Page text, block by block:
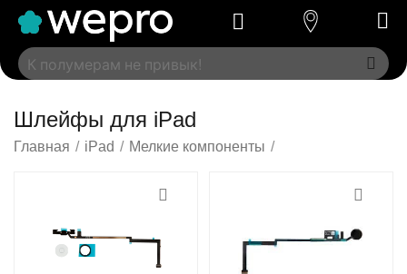
Шлейфы для iPad
Главная / iPad / Мелкие компоненты /